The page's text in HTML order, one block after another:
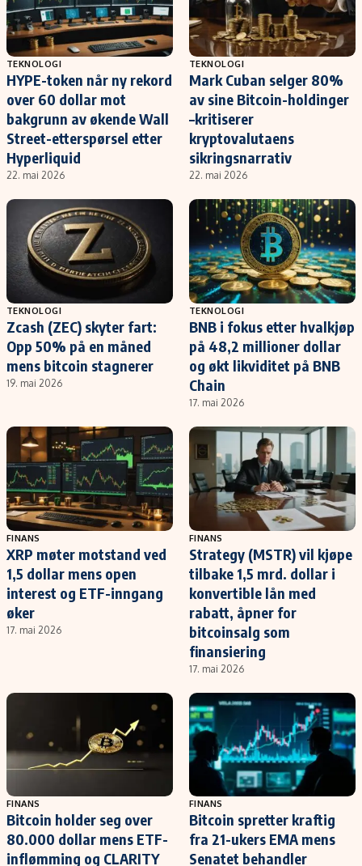
TEKNOLOGI
HYPE-token når ny rekord
over 60 dollar mot
bakgrunn av økende Wall
Street-etterspørsel etter
Hyperliquid
22. mai 2026
TEKNOLOGI
Mark Cuban selger 80%
av sine Bitcoin-holdinger
–kritiserer
kryptovalutaens
sikringsnarrativ
22. mai 2026
TEKNOLOGI
Zcash (ZEC) skyter fart:
Opp 50% på en måned
mens bitcoin stagnerer
19. mai 2026
TEKNOLOGI
BNB i fokus etter hvalkjøp
på 48,2 millioner dollar
og økt likviditet på BNB
Chain
17. mai 2026
FINANS
XRP møter motstand ved
1,5 dollar mens open
interest og ETF-inngang
øker
17. mai 2026
FINANS
Strategy (MSTR) vil kjøpe
tilbake 1,5 mrd. dollar i
konvertible lån med
rabatt, åpner for
bitcoinsalg som
finansiering
17. mai 2026
FINANS
Bitcoin holder seg over
80.000 dollar mens ETF-
inflømming og CLARITY
FINANS
Bitcoin spretter kraftig
fra 21-ukers EMA mens
Senatet behandler